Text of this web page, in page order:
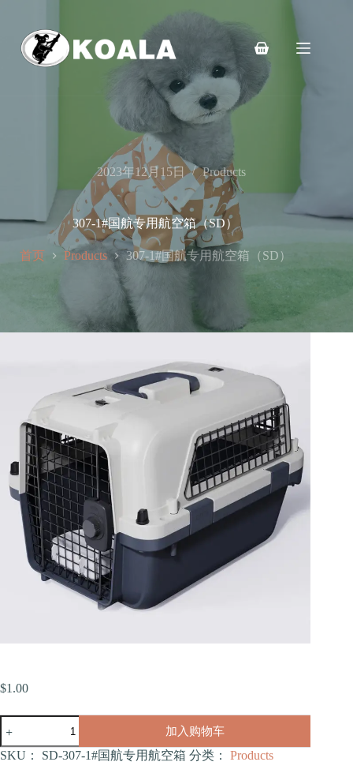
购
车
2023年12月15日 Products
307-1#国航专用航空箱（SD）
首页 Products 307-1#国航专用航空箱（SD）
$1.00
307-
1#
国
航
加入购物车
SKU： SD-307-1#国航专用航空箱 分类： Products